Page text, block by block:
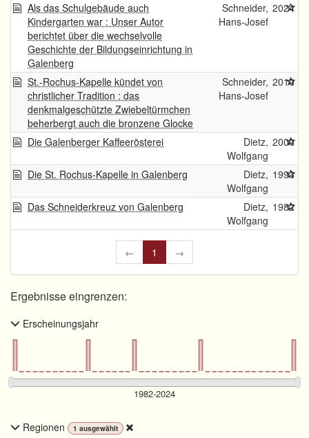
Als das Schulgebäude auch
Kindergarten war : Unser Autor
berichtet über die wechselvolle
Geschichte der Bildungseinrichtung in
Galenberg
Schneider,
Hans-Josef
2024
St.-Rochus-Kapelle kündet von
christlicher Tradition : das
denkmalgeschützte Zwiebeltürmchen
beherbergt auch die bronzene Glocke
Schneider,
Hans-Josef
2010
Die Galenberger Kaffeerösterei
Dietz,
Wolfgang
2000
Die St. Rochus-Kapelle in Galenberg
Dietz,
Wolfgang
1993
Das Schneiderkreuz von Galenberg
Dietz,
Wolfgang
1982
← 1 →
Ergebnisse eingrenzen:
Erscheinungsjahr
Regionen 1 ausgewählt